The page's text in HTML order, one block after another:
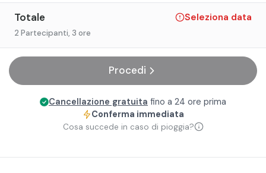
Totale Seleziona data
2 Partecipanti, 3 ore
Procedi
Cancellazione gratuita fino a 24 ore prima
Conferma immediata
Cosa succede in caso di pioggia?